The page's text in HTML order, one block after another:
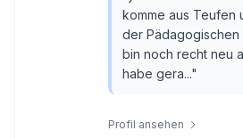
komme aus Teufen
der Pädagogischen
bin noch recht neu
habe gera..."
Profil ansehen